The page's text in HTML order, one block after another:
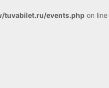
events.php on line